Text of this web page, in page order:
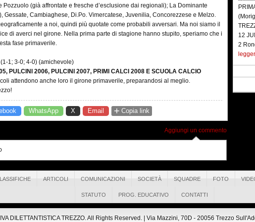
(già affrontate e fresche d’esclusione dai regionali); La Dominante
Gessate, Cambiaghese, Di.Po. Vimercatese, Juvenilia, Concorezzese e Melzo.
a noi, quindi più quotate come probabili avversari. Ma noi siamo il
di averci nel girone. Nella prima parte di stagione hanno stupito, speriamo che i
fase primaverile.
1; 3-0; 4-0) (amichevole)
PULCINI 2006, PULCINI 2007, PRIMI CALCI 2008 E SCUOLA CALCIO
attendono anche loro il girone primaverile, preparandosi al meglio.
WhatsApp X Email + Copia link
Aggiungi un commento
12
2
Aprile
ARTICOLI COMUNICAZIONI SOCIETÀ SQUADRE FOTO
STATUTO PROG. EDUCATIVO CONTATTI
DILETTANTISTICA TREZZO. All Rights Reserved. | Via Mazzini, 70D - 20056 Trezzo